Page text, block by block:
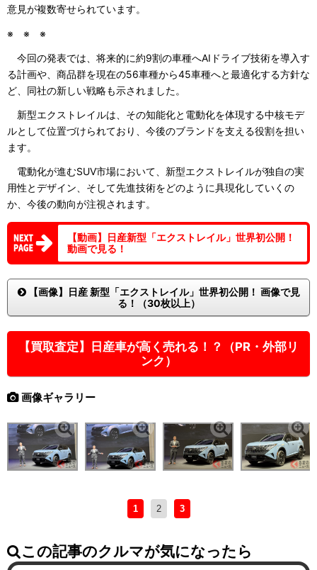
意見が複数寄せられています。
※ ※ ※
今回の発表では、将来的に約9割の車種へAIドライブ技術を導入す
る計画や、商品群を現在の56車種から45車種へと最適化する方針な
ど、同社の新しい戦略も示されました。
新型エクストレイルは、その知能化と電動化を体現する中核モデ
ルとして位置づけられており、今後のブランドを支える役割を担い
ます。
電動化が進むSUV市場において、新型エクストレイルが独自の実
用性とデザイン、そして先進技術をどのように具現化していくの
か、今後の動向が注視されます。
【動画】日産新型「エクストレイル」世界初公開！
動画で見る！
【画像】日産 新型「エクストレイル」世界初公開！ 画像で見
る！（30枚以上）
【買取査定】日産車が高く売れる！？（PR・外部リ
ンク）
画像ギャラリー
1 2 3
この記事のクルマが気になったら